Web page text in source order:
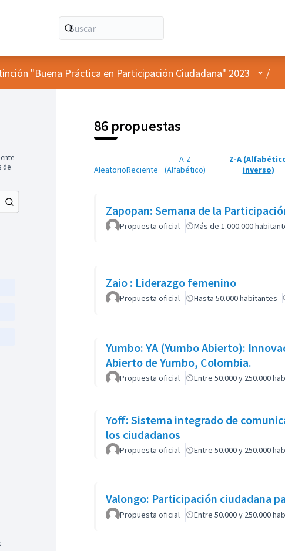
"Buena Práctica en Participación Ciudadana" 2023 Menú
/
de
86 propuestas
AleatorioReciente
A-Z
(Alfabético)
Z-A
inverso)
Zapopan: Semana de la
Propuesta oficial Más de 1.000.000
Zaio : Liderazgo femenino
Propuesta oficial Hasta 50.000 habitantes
Yumbo: YA (Yumbo Abierto):
Abierto de Yumbo, Colombia.
Propuesta oficial Entre 50.000 y 250.000
Yoff: Sistema integrado de
los ciudadanos
Propuesta oficial Entre 50.000 y 250.000
Valongo: Participación ciudadana
Propuesta oficial Entre 50.000 y 250.000